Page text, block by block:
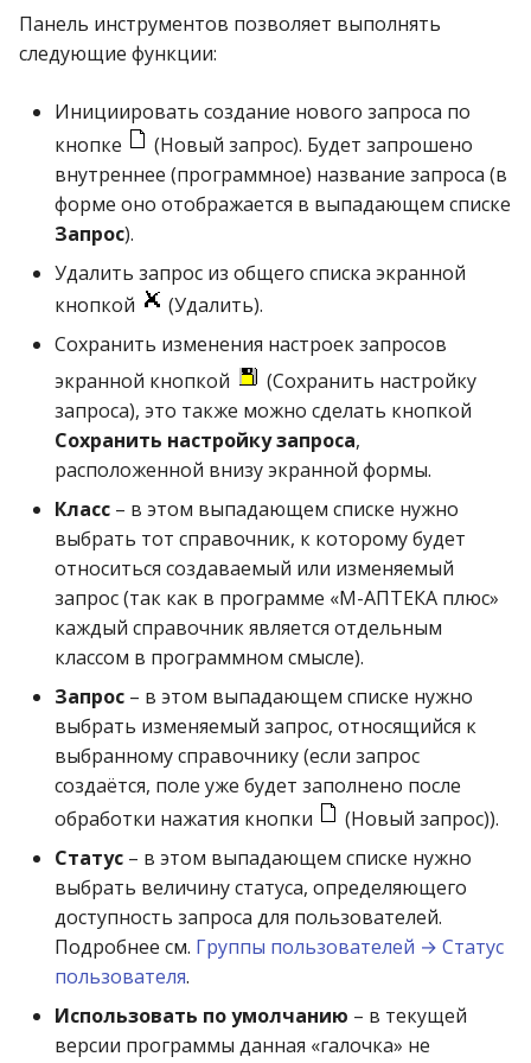
Допустимые налоги с
продаж
Единый городской
Заводские штрихкоды
товара
Инкассация по
Источники
финансирования
Категории
Коды врачей
Контракты на поставку
товара
поставщиков
Курсы валют
сертификатов
Панель инструментов позволяет выполнять
следующие функции:
Инициировать создание нового запроса по
кнопке
(Новый запрос). Будет запрошено
внутреннее (программное) название запроса (в
форме оно отображается в выпадающем списке
Запрос).
Удалить запрос из общего списка экранной
кнопкой
(Удалить).
Сохранить изменения настроек запросов
экранной кнопкой
(Сохранить настройку
запроса), это также можно сделать кнопкой
Сохранить настройку запроса,
расположенной внизу экранной формы.
Класс – в этом выпадающем списке нужно
выбрать тот справочник, к которому будет
относиться создаваемый или изменяемый
запрос (так как в программе «М-АПТЕКА плюс»
каждый справочник является отдельным
классом в программном смысле).
Запрос – в этом выпадающем списке нужно
выбрать изменяемый запрос, относящийся к
выбранному справочнику (если запрос
создаётся, поле уже будет заполнено после
обработки нажатия кнопки
(Новый запрос)).
Статус – в этом выпадающем списке нужно
выбрать величину статуса, определяющего
доступность запроса для пользователей.
Подробнее см. Группы пользователей → Статус
пользователя.
Использовать по умолчанию – в текущей
версии программы данная «галочка» не